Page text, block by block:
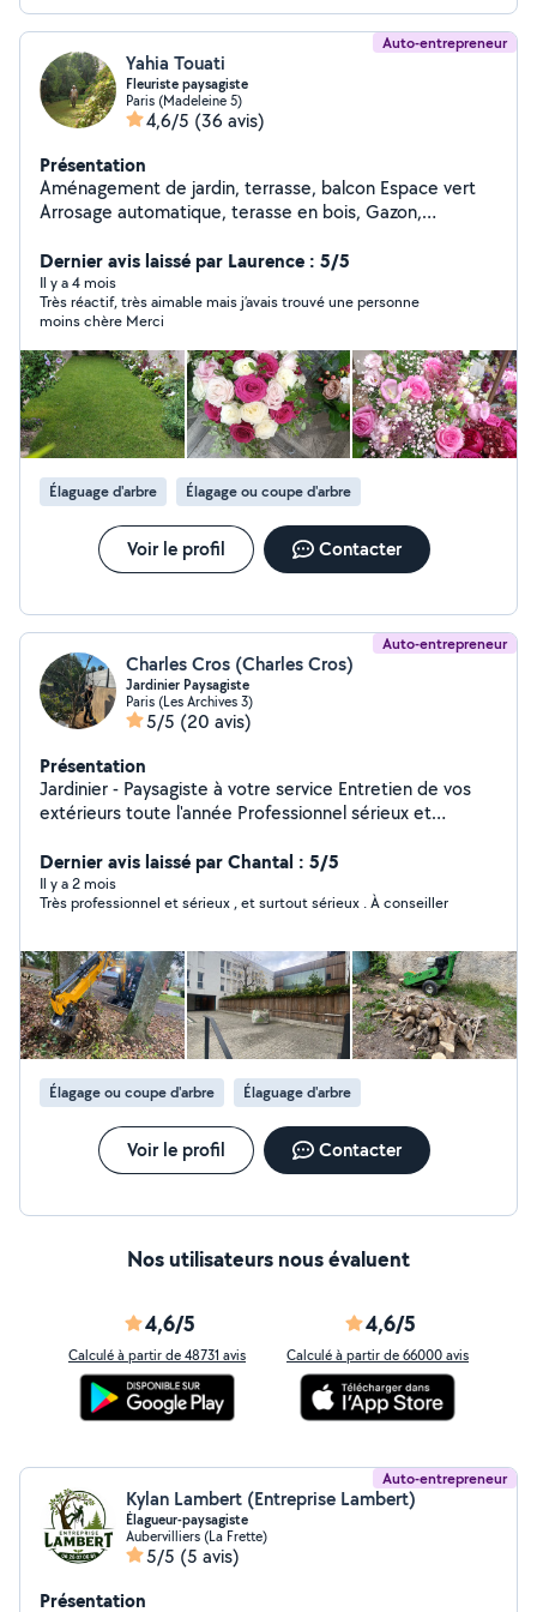
Auto-entrepreneur
Yahia Touati
Fleuriste paysagiste
Paris (Madeleine 5)
4,6/5 (36 avis)
Présentation
Aménagement de jardin, terrasse, balcon Espace vert
Arrosage automatique, terasse en bois, Gazon,
Dernier avis laissé par Laurence : 5/5
Il y a 4 mois
Très réactif, très aimable mais j’avais trouvé une personne
moins chère Merci
Élaguage d'arbre Élagage ou coupe d'arbre
Voir le profil Contacter
Auto-entrepreneur
Charles Cros (Charles Cros)
Jardinier Paysagiste
Paris (Les Archives 3)
5/5 (20 avis)
Présentation
Jardinier - Paysagiste à votre service Entretien de vos
extérieurs toute l'année Professionnel sérieux et
soin de vos espaces verts et de vos extérieurs.
J'interviens pour l'entretien régulier ou ponctuel, en
m'adaptant à vos besoins et à votre planning.
du détail et du travail bien fait. Déplacement sur Paris
intra-muros et toute la banlieue parisienne ️ Disponible
7j/7, du lundi au dimanche Devis gratuit sur simple
demande Réponse rapide
Dernier avis laissé par Chantal : 5/5
Il y a 2 mois
Très professionnel et sérieux , et surtout sérieux . À conseiller
Élagage ou coupe d'arbre Élaguage d'arbre
Voir le profil Contacter
Nos utilisateurs nous évaluent
4,6/5
Calculé à partir de 48731 avis
4,6/5
Calculé à partir de 66000 avis
Auto-entrepreneur
Kylan Lambert (Entreprise Lambert)
Élagueur-paysagiste
Aubervilliers (La Frette)
5/5 (5 avis)
Présentation